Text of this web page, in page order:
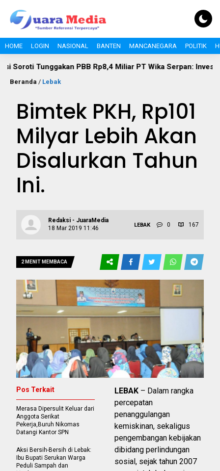
HOME LOGIN NASIONAL BANTEN MANCANEGARA POLITIK
PBB Rp8,4 Miliar PT Wika Serpan: Investor Besar
Beranda / Lebak
Bimtek PKH, Rp101
Milyar Lebih Akan
Disalurkan Tahun
Ini.
Redaksi - JuaraMedia
18 Mar 2019 11:46
LEBAK 0 167
2 MENIT MEMBACA
LEBAK – Dalam rangka
percepatan
penanggulangan
kemiskinan, sekaligus
pengembangan kebijakan
dibidang perlindungan
sosial, sejak tahun 2007
Pos Terkait
Merasa Dipersulit Keluar dari
Anggota Serikat
Pekerja,Buruh Nikomas
Datangi Kantor SPN
Aksi Bersih-Bersih di Lebak:
Ibu Bupati Serukan Warga
Peduli Sampah dan